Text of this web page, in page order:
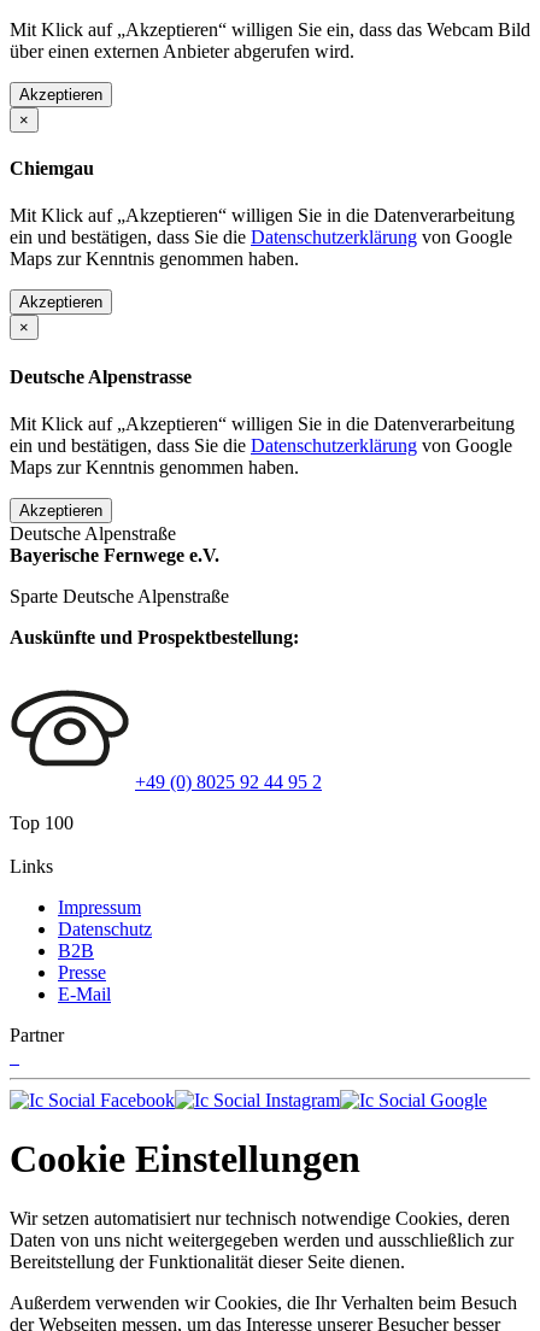
Mit Klick auf „Akzeptieren“ willigen Sie ein, dass das Webcam Bild
über einen externen Anbieter abgerufen wird.
Akzeptieren
×
Chiemgau
Mit Klick auf „Akzeptieren“ willigen Sie in die Datenverarbeitung
ein und bestätigen, dass Sie die Datenschutzerklärung von Google
Maps zur Kenntnis genommen haben.
Akzeptieren
×
Deutsche Alpenstrasse
Mit Klick auf „Akzeptieren“ willigen Sie in die Datenverarbeitung
ein und bestätigen, dass Sie die Datenschutzerklärung von Google
Maps zur Kenntnis genommen haben.
Akzeptieren
Deutsche Alpenstraße
Bayerische Fernwege e.V.
Sparte Deutsche Alpenstraße
Auskünfte und Prospektbestellung:
+49 (0) 8025 92 44 95 2
Top 100
Links
Impressum
Datenschutz
B2B
Presse
E-Mail
Partner
Cookie Einstellungen
Wir setzen automatisiert nur technisch notwendige Cookies, deren
Daten von uns nicht weitergegeben werden und ausschließlich zur
Bereitstellung der Funktionalität dieser Seite dienen.
Außerdem verwenden wir Cookies, die Ihr Verhalten beim Besuch
der Webseiten messen, um das Interesse unserer Besucher besser